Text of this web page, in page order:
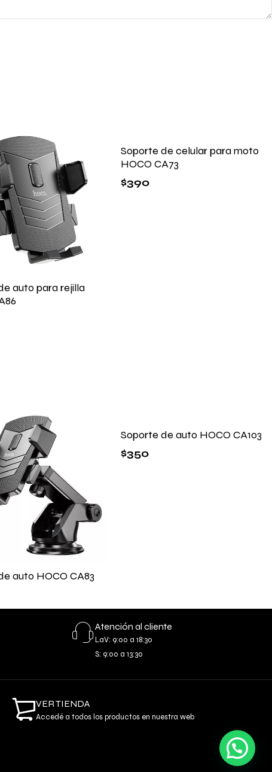
auto para rejilla
Soporte de celular para moto
HOCO CA73
$390
auto HOCO CA83
Soporte de auto HOCO CA103
$350
Atención al cliente
LaV: 9:00 a 18:30
S: 9:00 a 13:30
VER TIENDA
Accedé a todos los productos en nuestra web